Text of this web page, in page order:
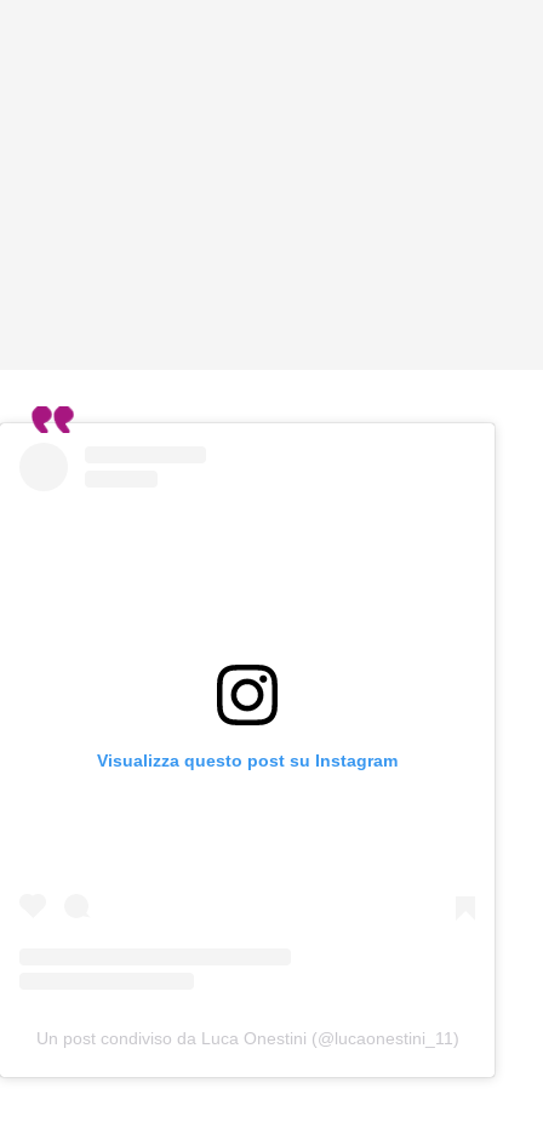
Visualizza questo post su Instagram
Un post condiviso da Luca Onestini (@lucaonestini_11)